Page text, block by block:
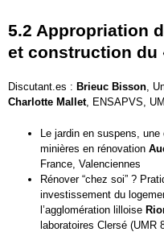
5.2 Appropriation
et construction du
Discutant.es : Brieuc Bisson ,
Charlotte Mallet, ENSAPVS,
Le jardin en suspens, une
minières en rénovation
France, Valenciennes
Rénover “chez soi” ?
investissement du
l’agglomération lilloise
laboratoires Clersé (UMR